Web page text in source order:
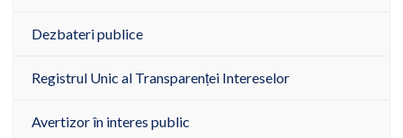
Dezbateri publice
Registrul Unic al Transparenței Intereselor
Avertizor în interes public